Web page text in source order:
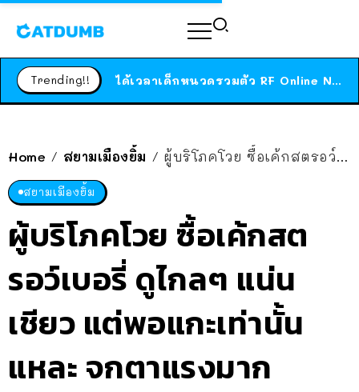
Trending!! ได้เวลาเด็กหนวดรวมตัว RF Online Next เปิดให้เล่นแล้ว เกม Sci-Fi MMORPG ระดับตำนาน เล่นได้ทั้งมือถือและ PC
สาวญี่ปุ่นโดนแมวตัวเองกัด ไม่ได้ไปหาหมอตั้งแต่เนิ่นๆ สุดท้ายขาบวม กลายเป็นโรคเนื้อเน่า เตือนทาสแมวทั้งหลายให้ระวัง
Home / สยามเมืองยิ้ม / ผู้บริโภคโวย ซื้อเค้กสตรอว์เบอรี่ ดูไกลๆ แน่นเชียว แต่พอแกะเท่านั้นแหละ จกตาแรงมาก
สยามเมืองยิ้ม
ผู้บริโภคโวย ซื้อเค้กสต
รอว์เบอรี่ ดูไกลๆ แน่น
เชียว แต่พอแกะเท่านั้น
แหละ จกตาแรงมาก